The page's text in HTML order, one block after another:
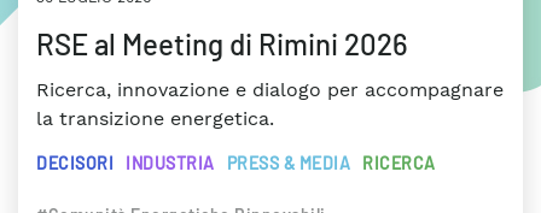
RSE al Meeting di Rimini 2026
Ricerca, innovazione e dialogo per accompagnare
la transizione energetica.
DECISORI INDUSTRIA PRESS & MEDIA RICERCA